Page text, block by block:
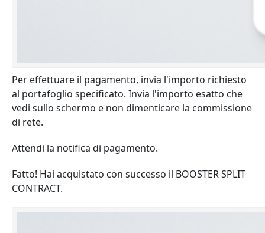
Per effettuare il pagamento, invia l'importo richiesto
al portafoglio specificato. Invia l'importo esatto che
vedi sullo schermo e non dimenticare la commissione
di rete.
Attendi la notifica di pagamento.
Fatto! Hai acquistato con successo il BOOSTER SPLIT
CONTRACT.